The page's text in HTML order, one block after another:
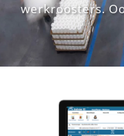
werkroosters.